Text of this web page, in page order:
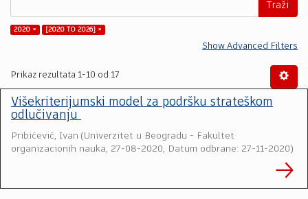
Traži
2020 × [2020 TO 2026] ×
Show Advanced Filters
Prikaz rezultata 1-10 od 17
Višekriterijumski model za podršku strateškom
odlučivanju
Pribićević, Ivan (Univerzitet u Beogradu - Fakultet
organizacionih nauka, 27-08-2020, Datum odbrane: 27-11-2020)